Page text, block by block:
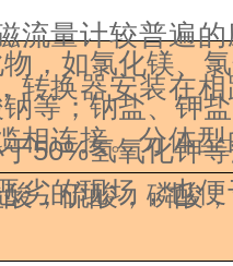
，如氯化镁、
等；钠盐、钾
50%氢氧化钾
，硫酸，磷酸
计较普遍的
转换器安装在
相连接。分体
劣的现场，也